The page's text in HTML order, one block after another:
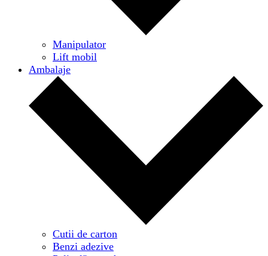
Manipulator
Lift mobil
Ambalaje
Cutii de carton
Benzi adezive